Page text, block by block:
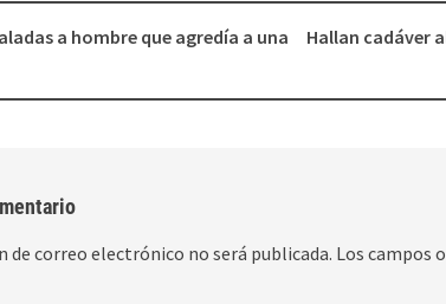
a hombre que agredía a una
Hallan cadáver
de correo electrónico no será publicada. Los campos